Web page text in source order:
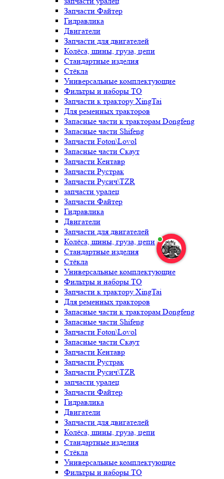
Запчасти Файтер
Гидравлика
Двигатели
Запчасти для двигателей
Колёса, шины, груза, цепи
Стандартные изделия
Стёкла
Универсальные комплектующие
Фильтры и наборы ТО
Запчасти к трактору XingTai
Для ременных тракторов
Запасные части к тракторам Dongfeng
Запасные части Shifeng
Запчасти Foton\Lovol
Запасные части Скаут
Запчасти Кентавр
Запчасти Рустрак
Запчасти Русич\TZR
запчасти уралец
Запчасти Файтер
Гидравлика
Двигатели
Запчасти для двигателей
Колёса, шины, груза, цепи
Стандартные изделия
Стёкла
Универсальные комплектующие
Фильтры и наборы ТО
Запчасти к трактору XingTai
Для ременных тракторов
Запасные части к тракторам Dongfeng
Запасные части Shifeng
Запчасти Foton\Lovol
Запасные части Скаут
Запчасти Кентавр
Запчасти Рустрак
Запчасти Русич\TZR
запчасти уралец
Запчасти Файтер
Гидравлика
Двигатели
Запчасти для двигателей
Колёса, шины, груза, цепи
Стандартные изделия
Стёкла
Универсальные комплектующие
Фильтры и наборы ТО